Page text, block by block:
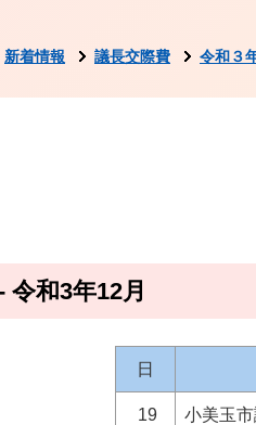
新着情報 議長交際費 令和３
令和3年12月
日
19 小美玉